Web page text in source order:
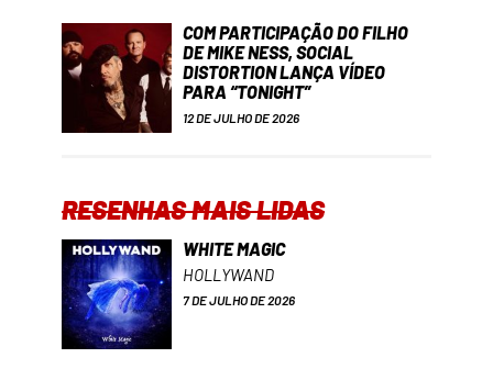
COM PARTICIPAÇÃO DO FILHO
DE MIKE NESS, SOCIAL
DISTORTION LANÇA VÍDEO
PARA “TONIGHT”
12 DE JULHO DE 2026
RESENHAS MAIS LIDAS
WHITE MAGIC
HOLLYWAND
7 DE JULHO DE 2026